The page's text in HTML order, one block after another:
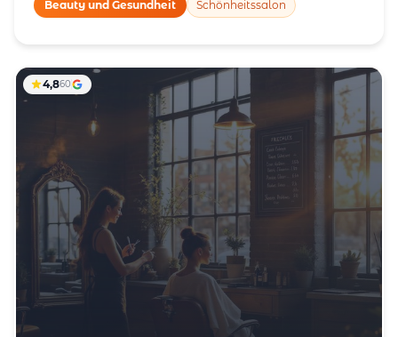
Beauty und Gesundheit Schönheitssalon
4,860